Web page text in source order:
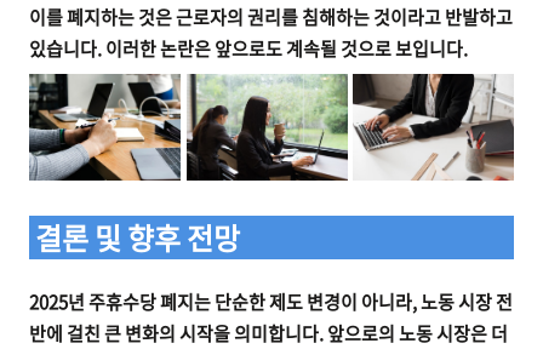
이를 폐지하는 것은 근로자의 권리를 침해하는 것이라고 반발하고
있습니다. 이러한 논란은 앞으로도 계속될 것으로 보입니다.
결론 및 향후 전망
2025년 주휴수당 폐지는 단순한 제도 변경이 아니라, 노동 시장 전
반에 걸친 큰 변화의 시작을 의미합니다. 앞으로의 노동 시장은 더